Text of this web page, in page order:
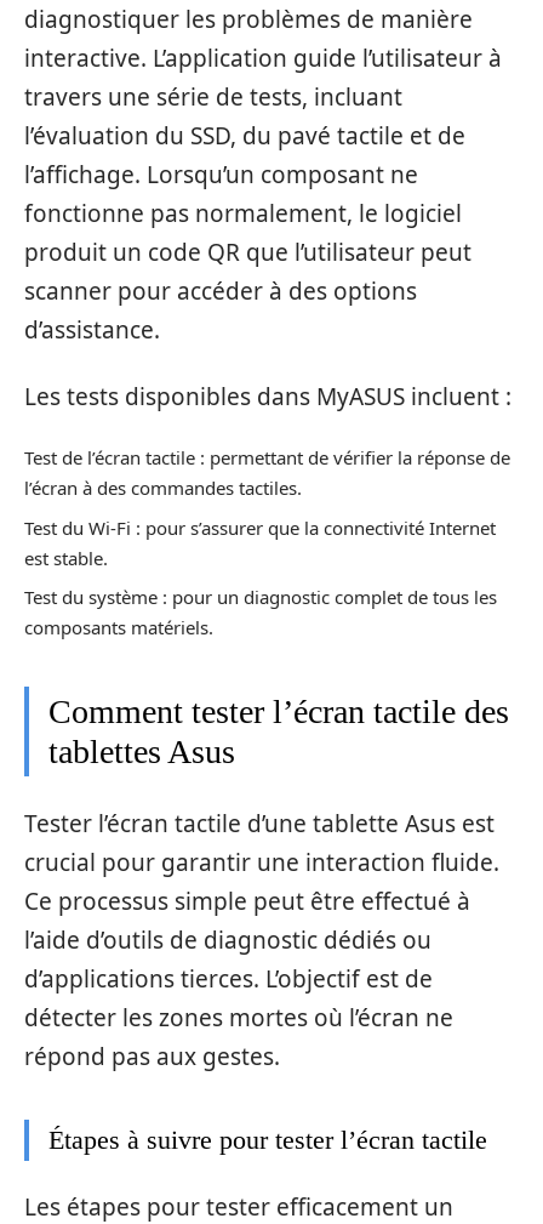
diagnostiquer les problèmes de manière
interactive. L’application guide l’utilisateur à
travers une série de tests, incluant
l’évaluation du SSD, du pavé tactile et de
l’affichage. Lorsqu’un composant ne
fonctionne pas normalement, le logiciel
produit un code QR que l’utilisateur peut
scanner pour accéder à des options
d’assistance.
Les tests disponibles dans MyASUS incluent :
Test de l’écran tactile : permettant de vérifier la réponse de
l’écran à des commandes tactiles.
Test du Wi-Fi : pour s’assurer que la connectivité Internet
est stable.
Test du système : pour un diagnostic complet de tous les
composants matériels.
Comment tester l’écran tactile des
tablettes Asus
Tester l’écran tactile d’une tablette Asus est
crucial pour garantir une interaction fluide.
Ce processus simple peut être effectué à
l’aide d’outils de diagnostic dédiés ou
d’applications tierces. L’objectif est de
détecter les zones mortes où l’écran ne
répond pas aux gestes.
Étapes à suivre pour tester l’écran tactile
Les étapes pour tester efficacement un